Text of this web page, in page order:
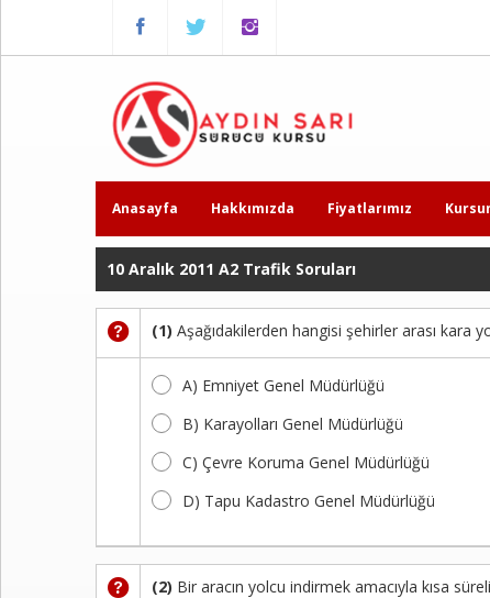
Anasayfa Hakkımızda Fiyatlarımız
10 Aralık 2011 A2 Trafik Soruları
(1) Aşağıdakilerden hangisi şehirler arası kara
A) Emniyet Genel Müdürlüğü
B) Karayolları Genel Müdürlüğü
C) Çevre Koruma Genel Müdürlüğü
D) Tapu Kadastro Genel Müdürlüğü
(2) Bir aracın yolcu indirmek amacıyla kısa
Hakkımızda
Fiyatlarımız
Kursumuzdan
Kareler
Videoları
İletişim